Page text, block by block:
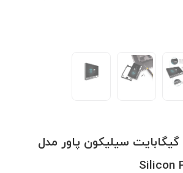
اس اس دی 256 گیگابایت سیلیکون پاور مدل
Silicon